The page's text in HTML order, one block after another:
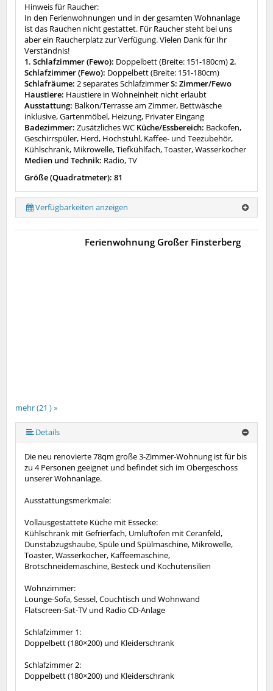
Hinweis für Raucher:
In den Ferienwohnungen und in der gesamten Wohnanlage
ist das Rauchen nicht gestattet. Für Raucher steht bei uns
aber ein Raucherplatz zur Verfügung. Vielen Dank für Ihr
Verständnis!
1. Schlafzimmer (Fewo): Doppelbett (Breite: 151-180cm)2.
Schlafzimmer (Fewo): Doppelbett (Breite: 151-180cm)
Schlafräume: 2 separates SchlafzimmerS: Zimmer/Fewo
Haustiere: Haustiere in Wohneinheit nicht erlaubt
Ausstattung: Balkon/Terrasse am Zimmer, Bettwäsche
inklusive, Gartenmöbel, Heizung, Privater Eingang
Badezimmer: Zusätzliches WC Küche/Essbereich: Backofen,
Geschirrspüler, Herd, Hochstuhl, Kaffee- und Teezubehör,
Kühlschrank, Mikrowelle, Tiefkühlfach, Toaster, Wasserkocher
Medien und Technik: Radio, TV
Größe (Quadratmeter): 81
Verfügbarkeiten anzeigen
mehr (21 ) »
mehr (21 ) »
mehr (21 ) »
mehr (21 ) »
mehr (21 ) »
mehr (21 ) »
mehr (21 ) »
mehr (21 ) »
mehr (21 ) »
mehr (21 ) »
mehr (21 ) »
mehr (21 ) »
mehr (21 ) »
mehr (21 ) »
mehr (21 ) »
mehr (21 ) »
mehr (21 ) »
mehr (21 ) »
Ferienwohnung Großer Finsterberg
Details
Die neu renovierte 78qm große 3-Zimmer-Wohnung ist für bis
zu 4 Personen geeignet und befindet sich im Obergeschoss
unserer Wohnanlage.
Ausstattungsmerkmale:
Vollausgestattete Küche mit Essecke:
Kühlschrank mit Gefrierfach, Umluftofen mit Ceranfeld,
Dunstabzugshaube, Spüle und Spülmaschine, Mikrowelle,
Toaster, Wasserkocher, Kaffeemaschine,
Brotschneidemaschine, Besteck und Kochutensilien
Wohnzimmer:
Lounge-Sofa, Sessel, Couchtisch und Wohnwand
Flatscreen-Sat-TV und Radio CD-Anlage
Schlafzimmer 1:
Doppelbett (180×200) und Kleiderschrank
Schlafzimmer 2:
Doppelbett (180×200) und Kleiderschrank